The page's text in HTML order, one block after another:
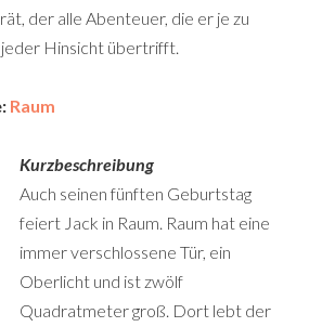
der alle Abenteuer, die er je zu
Hinsicht übertrifft.
Raum
Kurzbeschreibung
Auch seinen fünften Geburtstag
feiert Jack in Raum. Raum hat eine
immer verschlossene Tür, ein
Oberlicht und ist zwölf
Quadratmeter groß. Dort lebt der